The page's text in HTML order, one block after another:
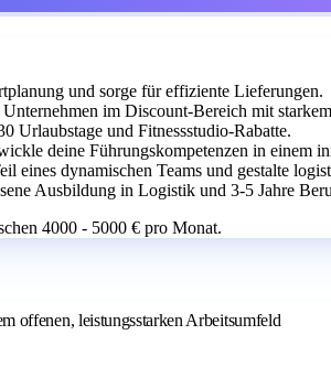
und sorge für effiziente Lieferungen.
im Discount-Bereich mit
Urlaubstage und Fitnessstudio-Rabatte.
deine Führungskompetenzen in einem
eines dynamischen Teams und gestalte
Ausbildung in Logistik und 3-5 Jahre
4000 - 5000 € pro Monat.
offenen, leistungsstarken Arbeitsumfeld